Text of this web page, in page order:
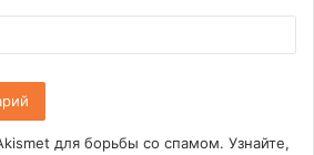
для борьбы со спамом. Узнайте,